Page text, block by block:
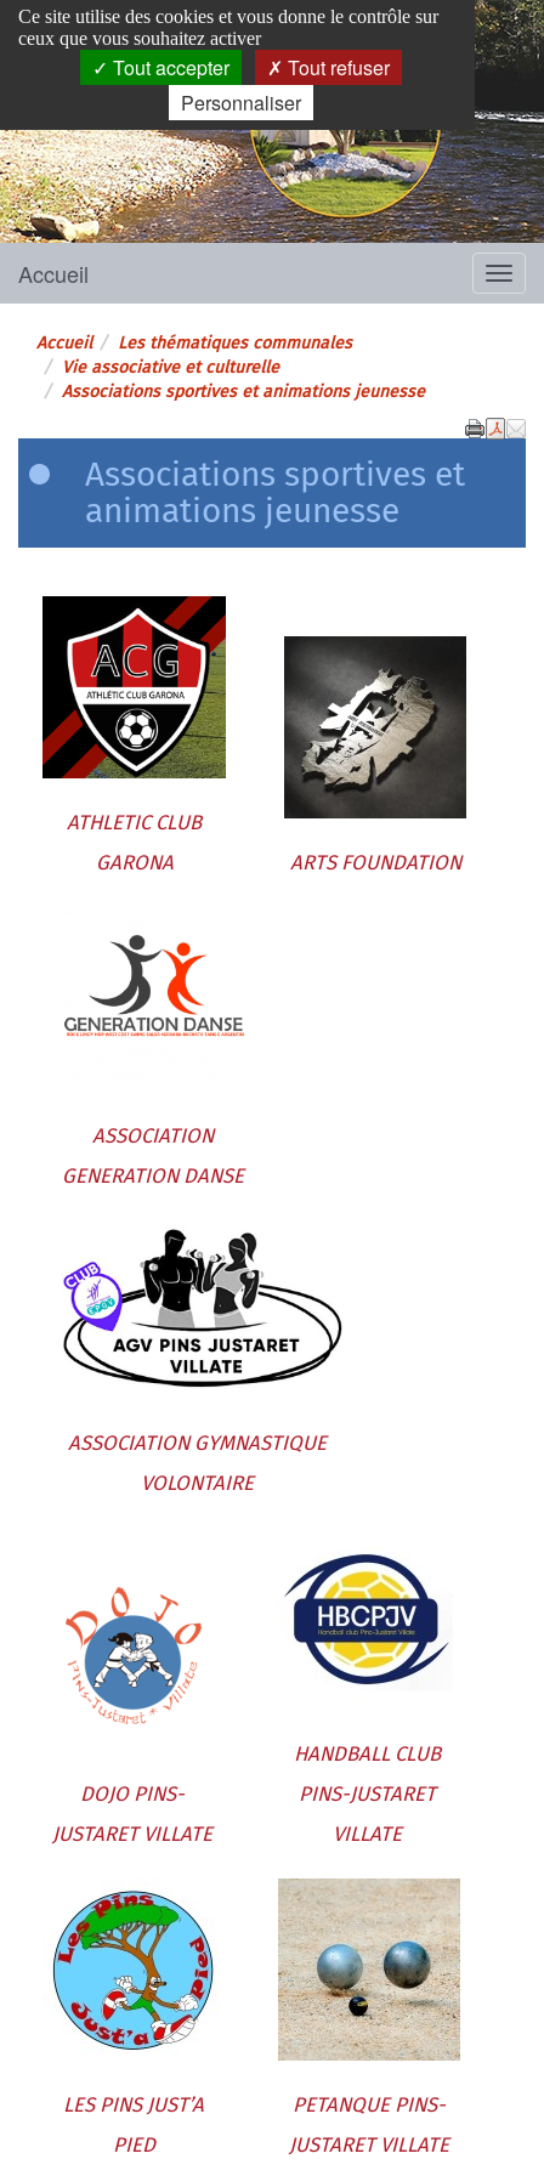
Pins-Justaret
Site officiel de la mairie
Menu
Accueil
Accueil
Les thématiques communales
Vie associative et culturelle
Associations sportives et animations jeunesse
Associations sportives et
animations jeunesse
ATHLETIC CLUB
GARONA
ARTS FOUNDATION
ASSOCIATION
GENERATION DANSE
ASSOCIATION GYMNASTIQUE
VOLONTAIRE
DOJO PINS-
JUSTARET VILLATE
HANDBALL CLUB
PINS-JUSTARET
VILLATE
LES PINS JUST’A
PIED
PETANQUE PINS-
JUSTARET VILLATE
Panneau de gestion des cookies
Ce site utilise des cookies et vous donne le contrôle sur
ceux que vous souhaitez activer
Tout accepter
Tout refuser
Personnaliser